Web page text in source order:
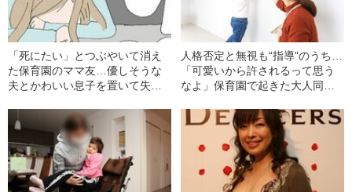
「死にたい」とつぶやいて消え
た保育園のママ友…優しそうな
夫とかわいい息子を置いて失踪
人格否定と無視も“指導”のうち…
「可愛いから許されるって思う
なよ」保育園で起きた大人同士